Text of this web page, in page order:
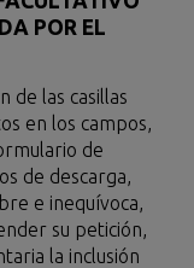
POR EL
de las casillas
en los campos,
de
de descarga,
e inequívoca,
su petición,
la inclusión